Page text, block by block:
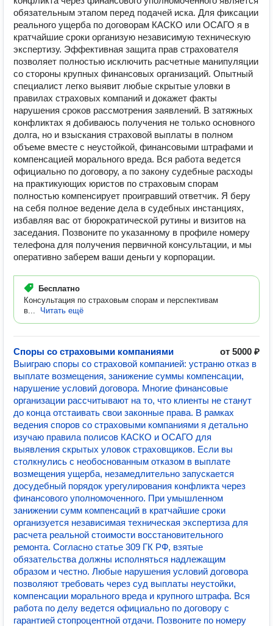
обязательным этапом перед подачей иска. Для фиксации
реального ущерба по договорам КАСКО или ОСАГО я в
кратчайшие сроки организую независимую техническую
экспертизу. Эффективная защита прав страхователя
позволяет полностью исключить расчетные манипуляции
со стороны крупных финансовых организаций. Опытный
специалист легко выявит любые скрытые уловки в
правилах страховых компаний и докажет факты
нарушения сроков рассмотрения заявлений. В затяжных
конфликтах я добиваюсь получения не только основного
долга, но и взыскания страховой выплаты в полном
объеме вместе с неустойкой, финансовыми штрафами и
компенсацией морального вреда. Вся работа ведется
официально по договору, а по закону судебные расходы
на практикующих юристов по страховым спорам
полностью компенсирует проигравший ответчик. Я беру
на себя полное ведение дела в судебных инстанциях,
избавляя вас от бюрократической рутины и визитов на
заседания. Позвоните по указанному в профиле номеру
телефона для получения первичной консультации, и мы
оперативно заберем ваши деньги у корпорации.
Бесплатно
Консультация по страховым спорам и перспективам
в...
Читать ещё
Споры со страховыми компаниями
от 5000 ₽
Выиграю споры со страховой компанией: устраню отказ в
выплате возмещения, занижение суммы компенсации,
нарушение условий договора. Многие финансовые
организации рассчитывают на то, что клиенты не станут
до конца отстаивать свои законные права. В рамках
ведения споров со страховыми компаниями я детально
изучаю правила полисов КАСКО и ОСАГО для
выявления скрытых уловок страховщиков. Если вы
столкнулись с необоснованным отказом в выплате
возмещения ущерба, незамедлительно запускается
досудебный порядок урегулирования конфликта через
финансового уполномоченного. При умышленном
занижении сумм компенсаций в кратчайшие сроки
организуется независимая техническая экспертиза для
расчета реальной стоимости восстановительного
ремонта. Согласно статье 309 ГК РФ, взятые
обязательства должны исполняться надлежащим
образом и честно. Любые нарушения условий договора
позволяют требовать через суд выплаты неустойки,
компенсации морального вреда и крупного штрафа. Вся
работа по делу ведется официально по договору с
гарантией стопроцентной отдачи. Позвоните по номеру